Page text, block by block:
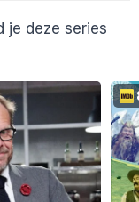
je deze series